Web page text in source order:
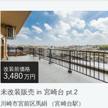
改装前価格
3,480万円
未改装販売 in 宮崎台 pt.2
川崎市宮前区馬絹 （宮崎台駅）